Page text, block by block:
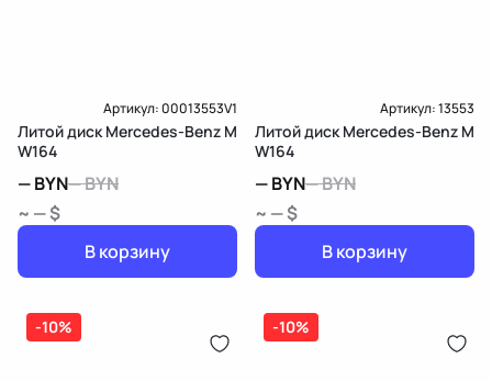
Артикул:00013553V1
Литой диск Mercedes-Benz M
W164
—BYN—BYN
~ — $
В корзину
Артикул:13553
Литой диск Mercedes-Benz M
W164
—BYN—BYN
~ — $
В корзину
-10% -10%